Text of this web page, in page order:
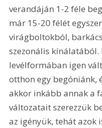
verandáján 1-2 féle
már 15-20 félét
virágboltokból,
szezonális kínálatából.
levélformában igen
otthon egy begóniánk,
akkor inkább annak a
változatait szerezzük
az igényük, tehát azok